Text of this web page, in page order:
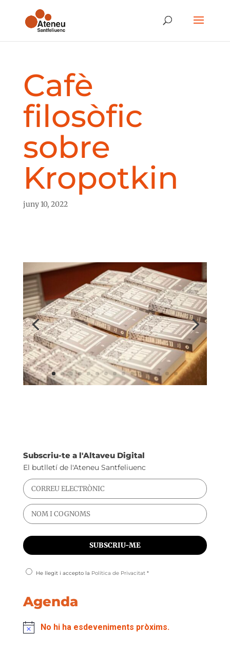
Cafè
filosòfic
sobre
Kropotkin
juny 10, 2022
Subscriu-te a l'Altaveu Digital
El butlletí de l'Ateneu Santfeliuenc
He llegit i accepto la Política de Privacitat*
Agenda
No hi ha esdeveniments pròxims.